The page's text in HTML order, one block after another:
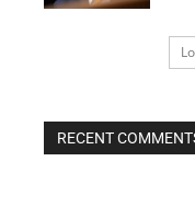
RECENT